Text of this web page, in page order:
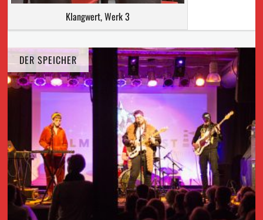
Klangwert, Werk 3
DER SPEICHER